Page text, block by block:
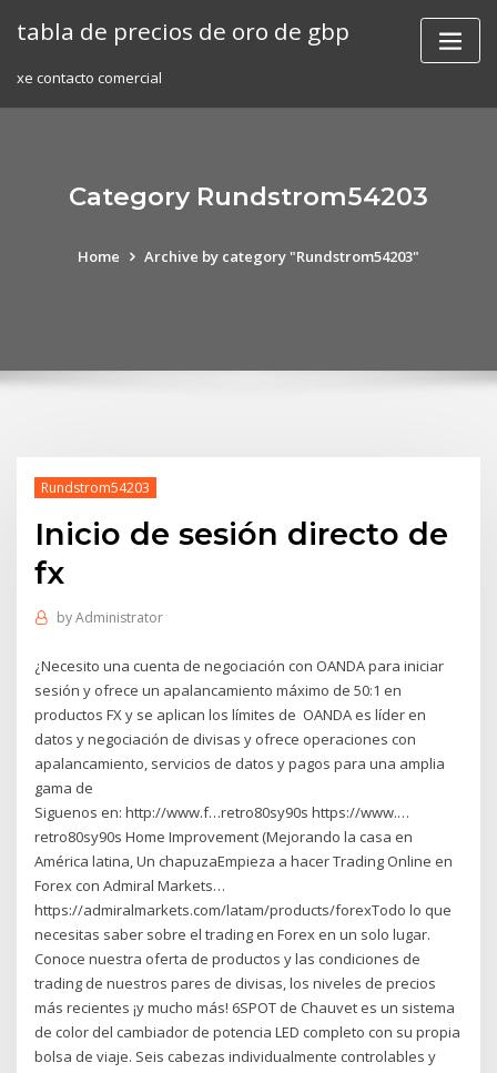
tabla de precios de oro de gbp
xe contacto comercial
Category Rundstrom54203
Home Archive by category "Rundstrom54203"
Rundstrom54203
Inicio de sesión directo de
fx
byAdministrator
¿Necesito una cuenta de negociación con OANDA para iniciar
sesión y ofrece un apalancamiento máximo de 50:1 en
productos FX y se aplican los límites de OANDA es líder en
datos y negociación de divisas y ofrece operaciones con
apalancamiento, servicios de datos y pagos para una amplia
gama de
Siguenos en: http://www.f…retro80sy90s https://www.…
retro80sy90s Home Improvement (Mejorando la casa en
América latina, Un chapuzaEmpieza a hacer Trading Online en
Forex con Admiral Markets…
https://admiralmarkets.com/latam/products/forexTodo lo que
necesitas saber sobre el trading en Forex en un solo lugar.
Conoce nuestra oferta de productos y las condiciones de
trading de nuestros pares de divisas, los niveles de precios
más recientes ¡y mucho más! 6SPOT de Chauvet es un sistema
de color del cambiador de potencia LED completo con su propia
bolsa de viaje. Seis cabezas individualmente controlables y